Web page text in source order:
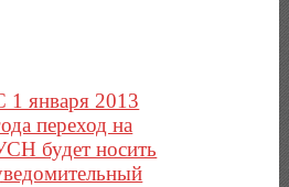
1 января 2013
переход на
будет носить